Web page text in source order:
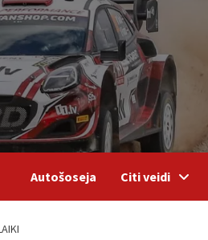
Autošoseja Citi veidi